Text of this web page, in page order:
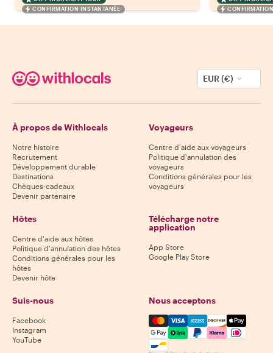
CONFIRMATION INSTANTANÉE
EUR (€)
À propos de Withlocals
Notre histoire
Recrutement
Développement durable
Destinations
Chèques-cadeaux
Devenir partenaire
Voyageurs
Centre d'aide aux voyageurs
Politique d'annulation des
voyageurs
Conditions générales pour les
voyageurs
Hôtes
Centre d'aide aux hôtes
Politique d'annulation des hôtes
Conditions générales pour les
hôtes
Devenir hôte
Télécharge notre
application
App Store
Google Play Store
Suis-nous
Facebook
Instagram
YouTube
Nous acceptons
Mastercard, Visa, Amex,